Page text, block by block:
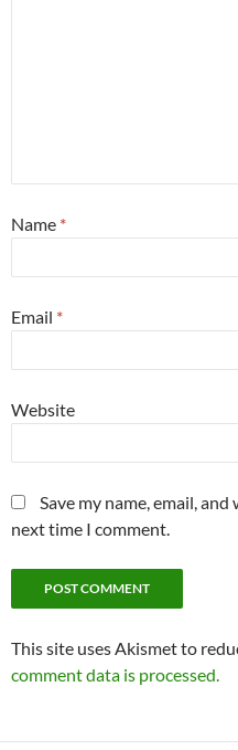
Name *
Email *
Website
Save my name, email,
next time I comment.
This site uses Akismet to
comment data is processed.